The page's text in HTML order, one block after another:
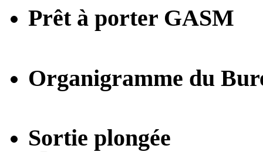
Prêt à porter GASM
Organigramme du
Sortie plongée